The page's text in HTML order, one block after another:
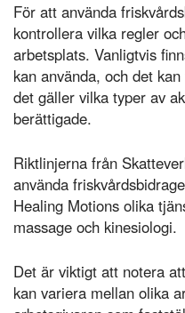
För att använda
kontrollera vilka regler
arbetsplats. Vanligtvis
kan använda, och det
det gäller vilka typer av
berättigade.
Riktlinjerna från
använda
Healing Motions olika
massage och kinesiologi.
Det är viktigt att notera
kan variera mellan olika